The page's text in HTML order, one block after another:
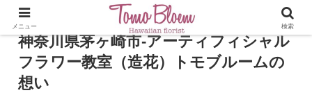
神奈川県茅ヶ崎市-アーティフィシャル
フラワー教室（造花）トモブルームの
想い
メニュー 検索